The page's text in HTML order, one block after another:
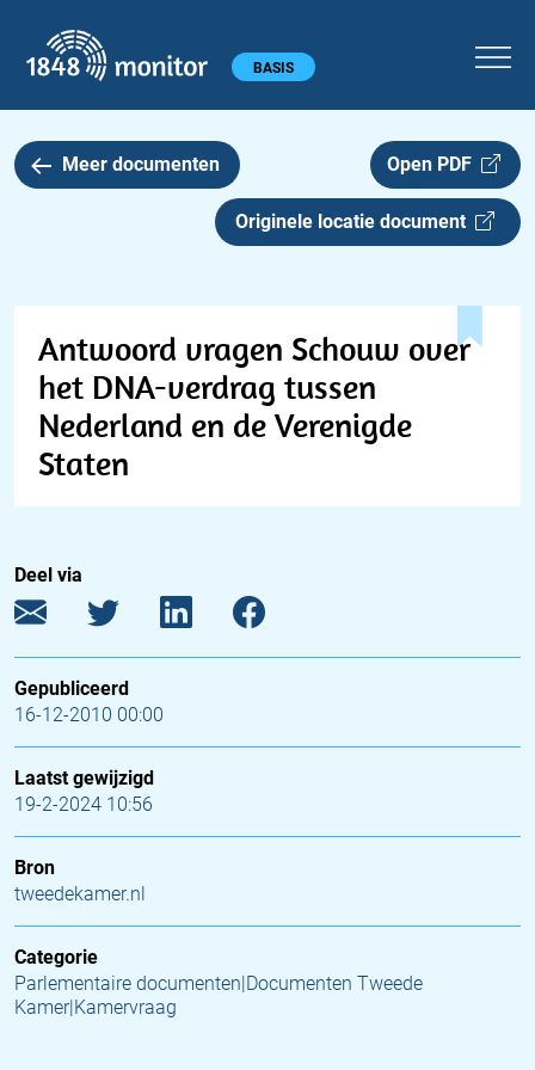
Hoofdmenu BASIS
Meer documenten Open PDF
Originele locatie document
Antwoord vragen Schouw over
het DNA-verdrag tussen
Nederland en de Verenigde
Staten
Deel via
Gepubliceerd
16-12-2010 00:00
Laatst gewijzigd
19-2-2024 10:56
Bron
tweedekamer.nl
Categorie
Parlementaire documenten|Documenten Tweede
Kamer|Kamervraag